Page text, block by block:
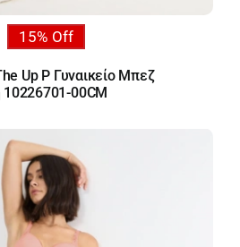
15% Off
Up P Γυναικείο Μπεζ
00CM